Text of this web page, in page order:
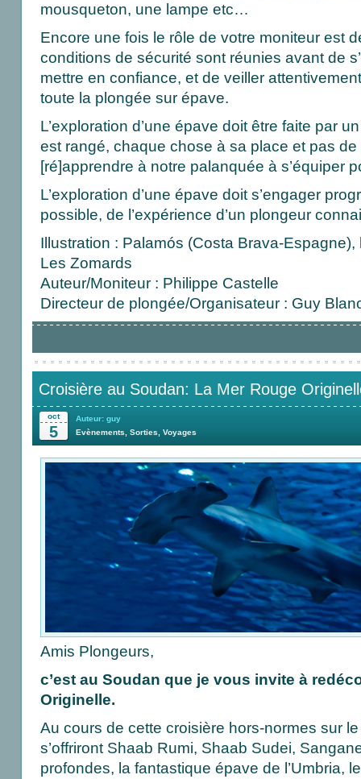
mousqueton, une lampe etc…
Encore une fois le rôle de votre moniteur est
conditions de sécurité sont réunies avant de
mettre en confiance, et de veiller
toute la plongée sur épave.
L’exploration d’une épave doit être faite par
est rangé, chaque chose à sa place et pas
[ré]apprendre à notre palanquée à s’équiper
L’exploration d’une épave doit s’engager
possible, de l’expérience d’un plongeur
Illustration : Palamós (Costa Brava-
Les Zomards
Auteur/Moniteur : Philippe Castelle
Directeur de plongée/Organisateur : Guy
Croisière au Soudan: La Mer Rouge
oct
5
Auteur: guy
Evènements
Sorties Voyages
Amis Plongeurs,
c’est au Soudan que je vous invite à
Originelle.
Au cours de cette croisière hors-normes sur
s’offriront Shaab Rumi, Shaab Sudei,
profondes, la fantastique épave de l’Umbria,